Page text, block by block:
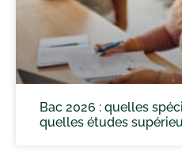
Bac 2026 : quelles
quelles études